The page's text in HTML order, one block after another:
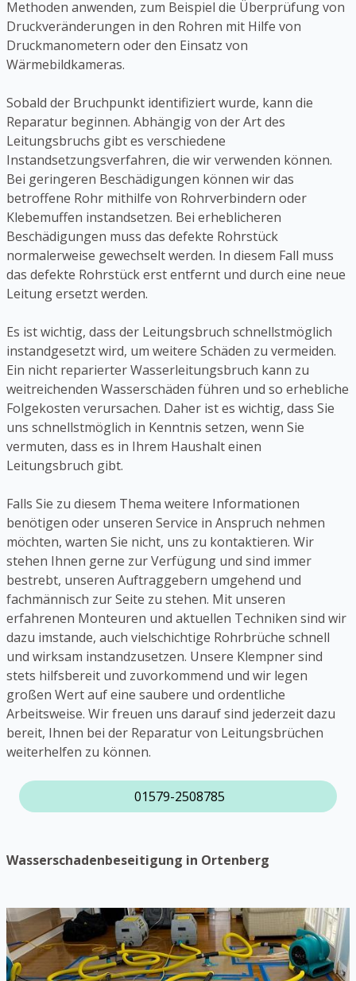
Methoden anwenden, zum Beispiel die Überprüfung von
Druckveränderungen in den Rohren mit Hilfe von
Druckmanometern oder den Einsatz von
Wärmebildkameras.
Sobald der Bruchpunkt identifiziert wurde, kann die
Reparatur beginnen. Abhängig von der Art des
Leitungsbruchs gibt es verschiedene
Instandsetzungsverfahren, die wir verwenden können.
Bei geringeren Beschädigungen können wir das
betroffene Rohr mithilfe von Rohrverbindern oder
Klebemuffen instandsetzen. Bei erheblicheren
Beschädigungen muss das defekte Rohrstück
normalerweise gewechselt werden. In diesem Fall muss
das defekte Rohrstück erst entfernt und durch eine neue
Leitung ersetzt werden.
Es ist wichtig, dass der Leitungsbruch schnellstmöglich
instandgesetzt wird, um weitere Schäden zu vermeiden.
Ein nicht reparierter Wasserleitungsbruch kann zu
weitreichenden Wasserschäden führen und so erhebliche
Folgekosten verursachen. Daher ist es wichtig, dass Sie
uns schnellstmöglich in Kenntnis setzen, wenn Sie
vermuten, dass es in Ihrem Haushalt einen
Leitungsbruch gibt.
Falls Sie zu diesem Thema weitere Informationen
benötigen oder unseren Service in Anspruch nehmen
möchten, warten Sie nicht, uns zu kontaktieren. Wir
stehen Ihnen gerne zur Verfügung und sind immer
bestrebt, unseren Auftraggebern umgehend und
fachmännisch zur Seite zu stehen. Mit unseren
erfahrenen Monteuren und aktuellen Techniken sind wir
dazu imstande, auch vielschichtige Rohrbrüche schnell
und wirksam instandzusetzen. Unsere Klempner sind
stets hilfsbereit und zuvorkommend und wir legen
großen Wert auf eine saubere und ordentliche
Arbeitsweise. Wir freuen uns darauf sind jederzeit dazu
bereit, Ihnen bei der Reparatur von Leitungsbrüchen
weiterhelfen zu können.
01579-2508785
Wasserschadenbeseitigung in Ortenberg